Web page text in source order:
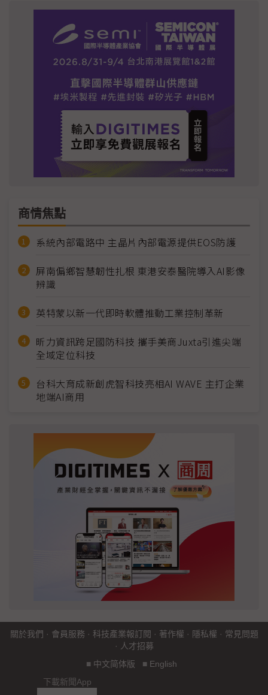
商情焦點
系統內部電路中 主晶片內部電源提供EOS防護
屏南偏鄉智慧韌性扎根 東港安泰醫院導入AI影像
辨識
英特蒙以新一代即時軟體推動工業控制革新
昕力資訊跨足國防科技 攜手美商Juxta引進尖端
全域定位科技
台科大育成新創虎智科技亮相AI WAVE 主打企業
地端AI商用
關於我們 · 會員服務 · 科技產業報訂閱 · 著作權 · 隱私權 · 常見問題
· 人才招募
■ 中文简体版 ■ English
下載新聞App